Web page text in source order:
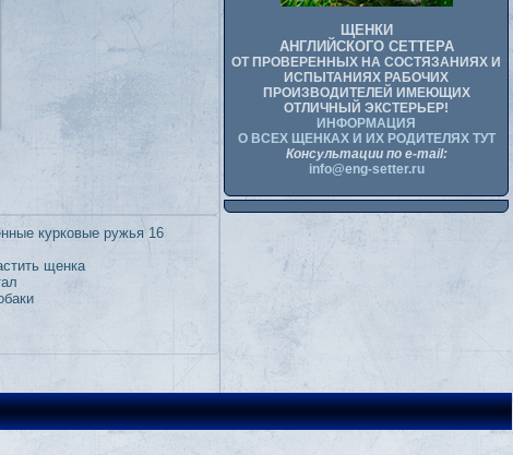
курковые ружья 16
щенка
ЩЕНКИ
АНГЛИЙСКОГО СЕТТЕРА
ОТ ПРОВЕРЕННЫХ НА СОСТЯЗАНИЯХ И
ИСПЫТАНИЯХ РАБОЧИХ
ПРОИЗВОДИТЕЛЕЙ ИМЕЮЩИХ
ОТЛИЧНЫЙ ЭКСТЕРЬЕР!
ИНФОРМАЦИЯ
О ВСЕХ ЩЕНКАХ И ИХ РОДИТЕЛЯХ ТУТ
Консультации по e-mail:
info@eng-setter.ru